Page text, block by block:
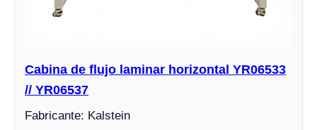
Cabina de flujo laminar horizontal YR06533
// YR06537
Fabricante: Kalstein